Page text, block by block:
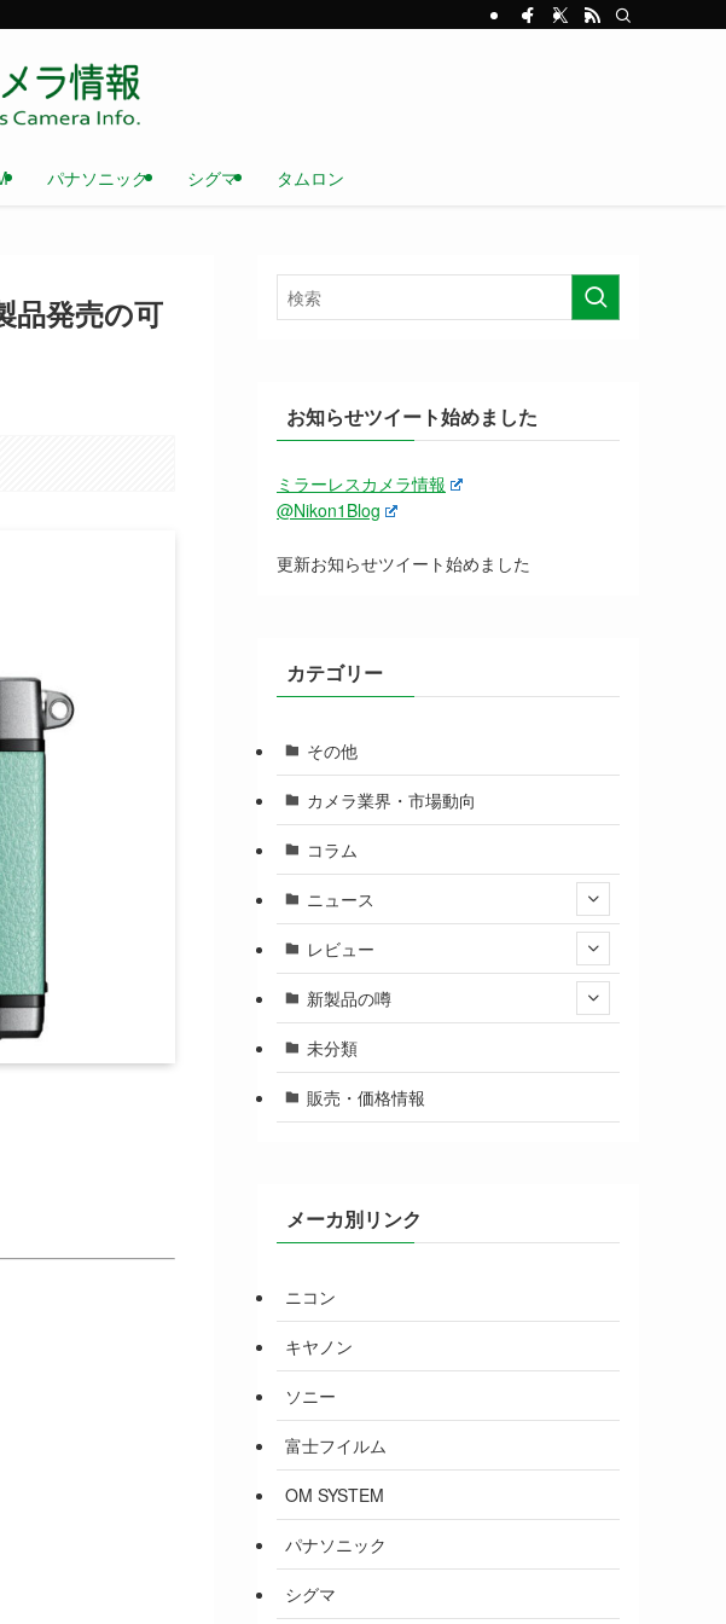
パナソニック シグマ タムロン
品発売の可
お知らせツイート始めました
ミラーレスカメラ情報
@Nikon1Blog
更新お知らせツイート始めました
カテゴリー
その他
カメラ業界・市場動向
コラム
ニュース
レビュー
新製品の噂
未分類
販売・価格情報
メーカ別リンク
ニコン
キヤノン
ソニー
富士フイルム
OM SYSTEM
パナソニック
シグマ